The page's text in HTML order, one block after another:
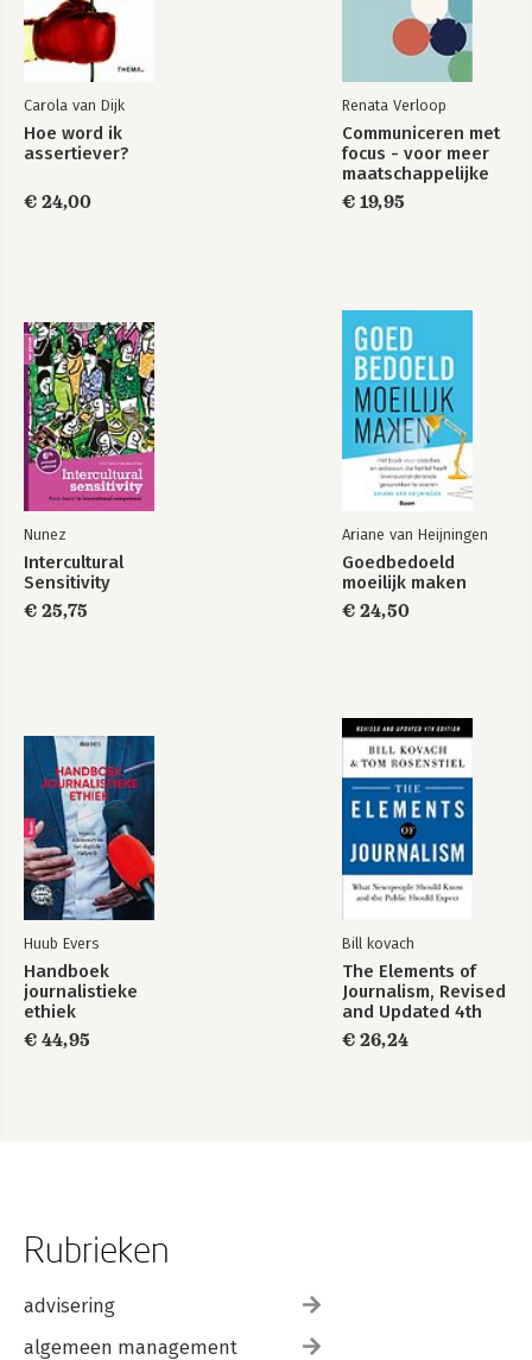
The Decision Book
The Communication
Book
Samenwerken
The Decision Book
The Communication
Book
Bekijk alle boeken
Carola van Dijk
Hoe word ik
assertiever?
€ 24,00
Renata Verloop
Communiceren met
focus - voor meer
maatschappelijke
impact
€ 19,95
Nunez
Intercultural
Sensitivity
€ 25,75
Ariane van Heijningen
Goedbedoeld
moeilijk maken
€ 24,50
Huub Evers
Handboek
journalistieke
ethiek
€ 44,95
Bill kovach
The Elements of
Journalism, Revised
and Updated 4th
Edition
€ 26,24
Rubrieken
advisering
algemeen management